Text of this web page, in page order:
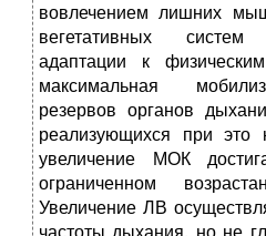
вовлечением лишних
вегетативных
адаптации к
максимальная
резервов органов
реализующихся при это
увеличение МОК
ограниченном
Увеличение ЛВ
частоты дыхания, но не